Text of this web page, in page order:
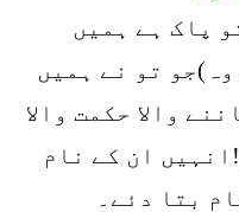
پاک ہے ہمیں
تو نے ہمیں
والا حکمت والا
ان کے نام
بتا دئے۔